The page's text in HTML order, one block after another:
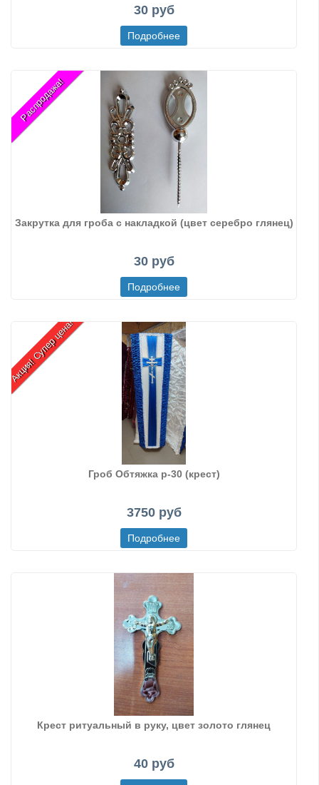
30 руб
Распродажа!
Закрутка для гроба с накладкой (цвет серебро глянец)
30 руб
Акция! Супер цена!
Гроб Обтяжка р-30 (крест)
3750 руб
Крест ритуальный в руку, цвет золото глянец
40 руб